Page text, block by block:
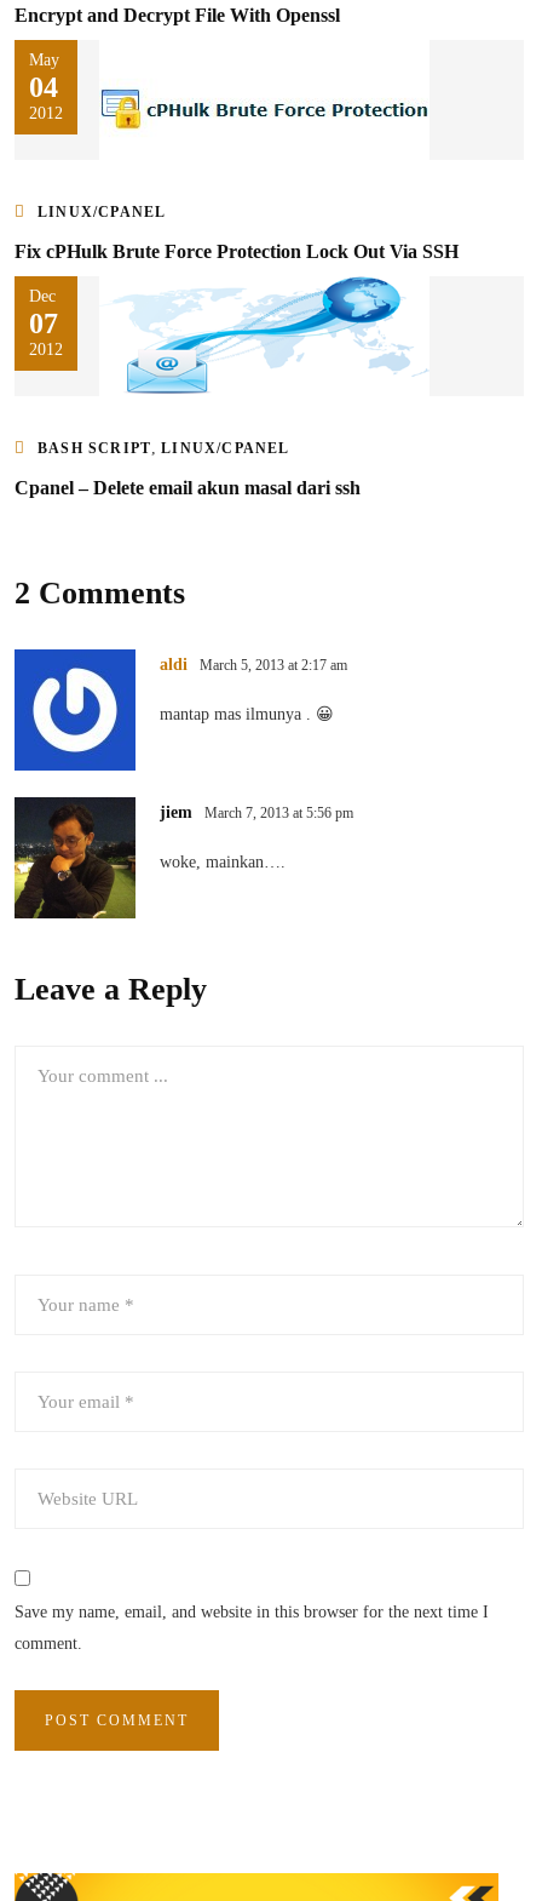
Encrypt and Decrypt File With Openssl
May
04
2012
LINUX/CPANEL
Fix cPHulk Brute Force Protection Lock Out Via SSH
Dec
07
2012
BASH SCRIPT ,LINUX/CPANEL
Cpanel – Delete email akun masal dari ssh
2 Comments
aldi March 5, 2013 at 2:17 am
mantap mas ilmunya . 😀
jiem March 7, 2013 at 5:56 pm
woke, mainkan….
Leave a Reply
Save my name, email, and website in this browser for the next time I
comment.